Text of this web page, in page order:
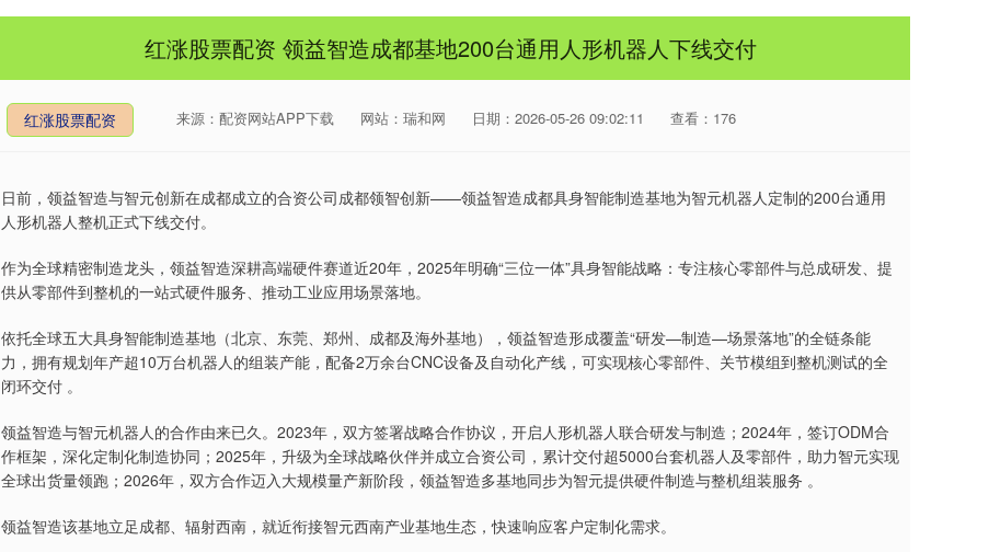
红涨股票配资 领益智造成都基地200台通用人形机器人下线交付
红涨股票配资 来源：配资网站APP下载 网站：瑞和网 日期：2026-05-26 09:02:11 查看：176
日前，领益智造与智元创新在成都成立的合资公司成都领智创新——领益智造成都具身智能制造基地为智元机器人定制的200台通用
人形机器人整机正式下线交付。
作为全球精密制造龙头，领益智造深耕高端硬件赛道近20年，2025年明确“三位一体”具身智能战略：专注核心零部件与总成研发、提
供从零部件到整机的一站式硬件服务、推动工业应用场景落地。
依托全球五大具身智能制造基地（北京、东莞、郑州、成都及海外基地），领益智造形成覆盖“研发—制造—场景落地”的全链条能
力，拥有规划年产超10万台机器人的组装产能，配备2万余台CNC设备及自动化产线，可实现核心零部件、关节模组到整机测试的全
闭环交付 。
领益智造与智元机器人的合作由来已久。2023年，双方签署战略合作协议，开启人形机器人联合研发与制造；2024年，签订ODM合
作框架，深化定制化制造协同；2025年，升级为全球战略伙伴并成立合资公司，累计交付超5000台套机器人及零部件，助力智元实现
全球出货量领跑；2026年，双方合作迈入大规模量产新阶段，领益智造多基地同步为智元提供硬件制造与整机组装服务 。
领益智造该基地立足成都、辐射西南，就近衔接智元西南产业基地生态，快速响应客户定制化需求。